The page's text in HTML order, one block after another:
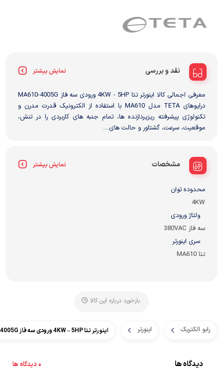
نقد و بررسی نمایش بیشتر
معرفی اجمالی کالا اینورتر تتا 4KW - 5HP ورودی سه فاز MA610-4005G
درایوهای TETA مدل MA610 با استفاده از الکترونیک قدرت مدرن و
تکنولوژی پیشرفته ریزپردازنده ها، تمام جنبه های کاربردی را در تنش،
موقعیت، سرعت، گشتاور و حالت های...
مشخصات نمایش بیشتر
محدوده توان
4KW
ولتاژ ورودی
سه فاز 380VAC
سری اینورتر
تتا MA610
بازخورد درباره این کالا
رابو الکتریک اینورتر اینورتر تتا 4KW – 5HP ورودی سه فاز MA610-4005G
دیدگاه ها 0 دیدگاه ها